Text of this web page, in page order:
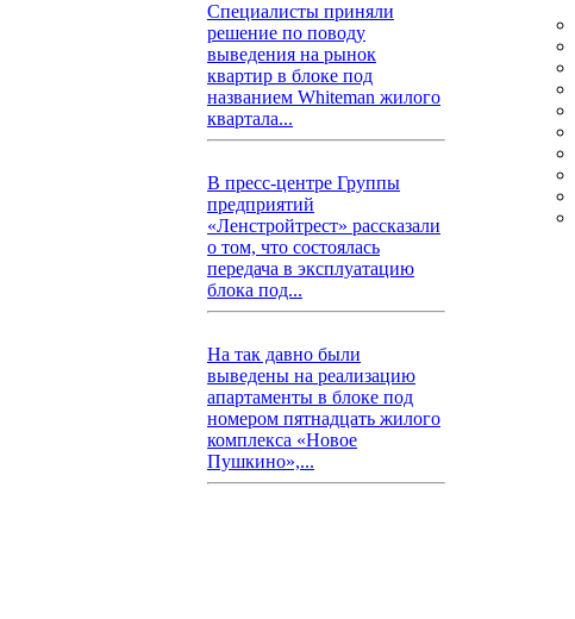
Специалисты приняли
решение по поводу
выведения на рынок
квартир в блоке под
названием Whiteman жилого
квартала...
В пресс-центре Группы
предприятий
«Ленстройтрест» рассказали
о том, что состоялась
передача в эксплуатацию
блока под...
На так давно были
выведены на реализацию
апартаменты в блоке под
номером пятнадцать жилого
комплекса «Новое
Пушкино»,...